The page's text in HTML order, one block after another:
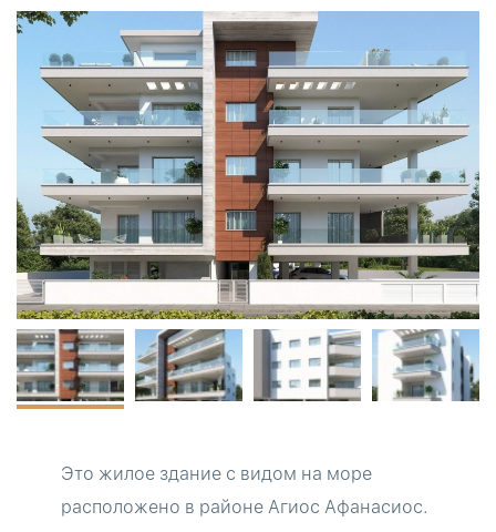
Это жилое здание с видом на море
расположено в районе Агиос Афанасиос.